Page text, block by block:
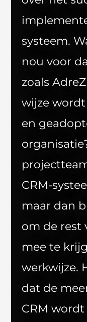
systeem.
nou voor
zoals
wijze
en
CRM-
maar dan
om de rest
mee te
werkwijze.
dat de
CRM